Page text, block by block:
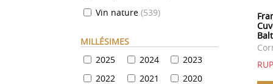
Vin nature (539)
MILLÉSIMES
2025
2024
2023
2022
2021
2020